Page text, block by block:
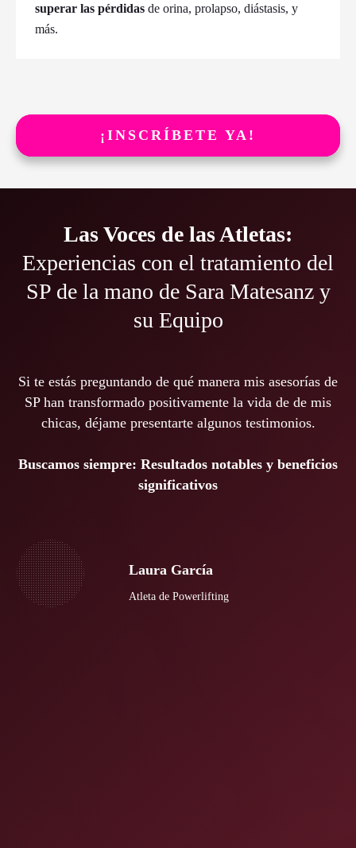
superar las pérdidas de orina, prolapso, diástasis, y
más.
¡INSCRÍBETE YA!
Las Voces de las Atletas:
Experiencias con el tratamiento del
SP de la mano de Sara Matesanz y
su Equipo
Si te estás preguntando de qué manera mis asesorías de
SP han transformado positivamente la vida de de mis
chicas, déjame presentarte algunos testimonios.
Buscamos siempre: Resultados notables y beneficios
significativos
Laura García
Atleta de Powerlifting